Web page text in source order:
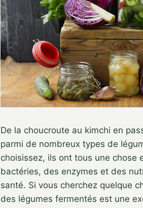
De la choucroute au kimchi en
parmi de nombreux types de
choisissez, ils ont tous une chose
bactéries, des enzymes et des
santé. Si vous cherchez quelque
des légumes fermentés est une